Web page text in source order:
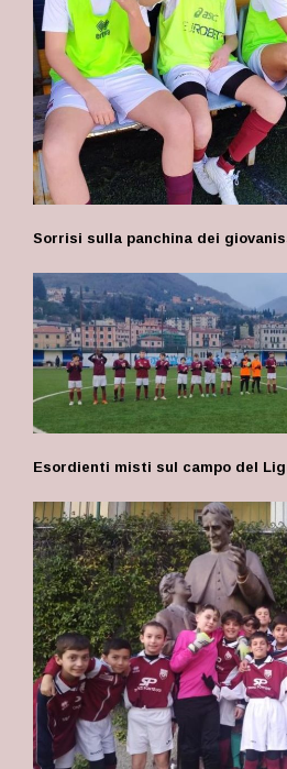
Sorrisi sulla panchina dei
Esordienti misti sul campo del